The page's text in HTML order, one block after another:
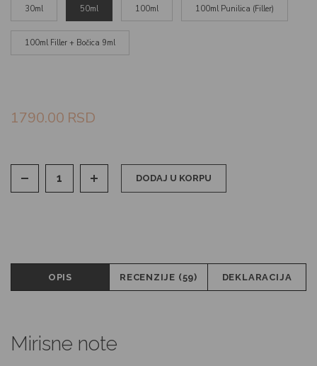
30ml 50ml 100ml 100ml Punilica (Filler)
100ml Filler + Bočica 9ml
1790.00 RSD
DODAJ U KORPU
OPIS RECENZIJE (59) DEKLARACIJA
Mirisne note